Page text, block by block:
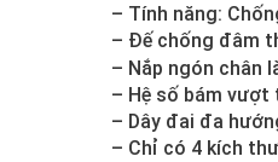
– Tính năng:
– Đế chống đâm
– Nắp ngón chân
– Hệ số bám vượt
– Dây đai đa
– Chỉ có 4 kích